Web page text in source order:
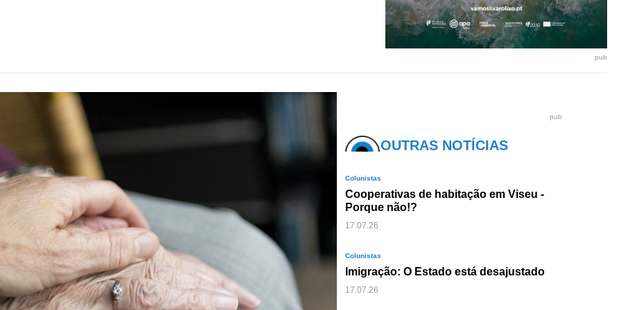
pub
pub
OUTRAS NOTÍCIAS
Colunistas
Cooperativas de habitação em Viseu -
Porque não!?
17.07.26
Colunistas
Imigração: O Estado está desajustado
17.07.26